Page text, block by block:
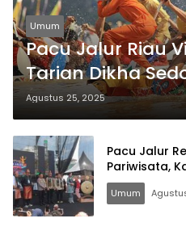
Umum
Pacu Jalur Riau
Tarian Dikha
Domestik &
Agustus 25, 2025
Pacu Jalur
Pariwisata,
Umum